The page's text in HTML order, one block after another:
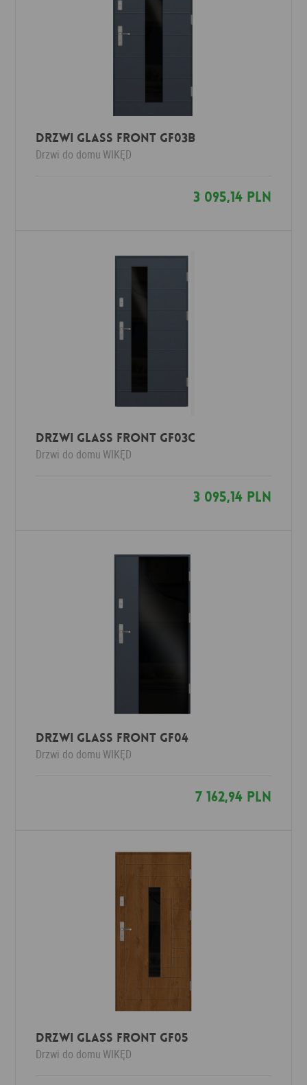
Drzwi Glass Front GF03b
Drzwi do domu WIKĘD
3 095,14 PLN
Drzwi Glass Front GF03c
Drzwi do domu WIKĘD
3 095,14 PLN
Drzwi Glass Front GF04
Drzwi do domu WIKĘD
7 162,94 PLN
Drzwi Glass Front GF05
Drzwi do domu WIKĘD